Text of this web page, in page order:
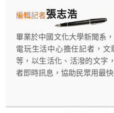
張志浩
編輯記者
畢業於中國文化大學新聞系
電玩生活中心擔任記者，
等，以生活化、活潑的文字
者即時訊息，協助民眾用最